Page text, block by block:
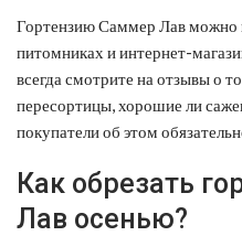
Гортензию Саммер Лав можно
питомниках и интернет-
всегда смотрите на отзывы о
пересортицы, хорошие ли
покупатели об этом
Как обрезать
Лав осенью?